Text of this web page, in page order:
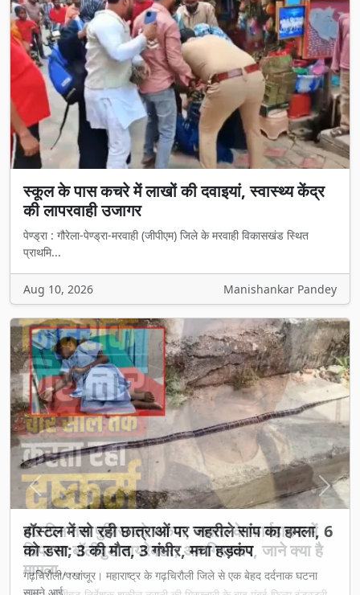
स्कूल के पास कचरे में लाखों की दवाइयां, स्वास्थ्य केंद्र
की लापरवाही उजागर
पेण्ड्रा : गौरेला-पेण्ड्रा-मरवाही (जीपीएम) जिले के मरवाही विकासखंड स्थित
प्राथमि...
Aug 10, 2026 Manishankar Pandey
40 दिन तक पुलिस को चकमा, सतारा के फार्महाउस में
छिपा था बॉलीवुड डायरेक्टर; अब गिरफ्तार, जाने क्या है
मामला......
Previous Next